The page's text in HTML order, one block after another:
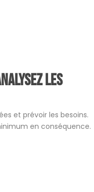
les
et prévoir les besoins.
en conséquence.